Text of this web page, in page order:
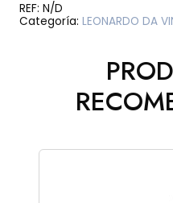
REF: N/D
Categoría: LEONARDO DA